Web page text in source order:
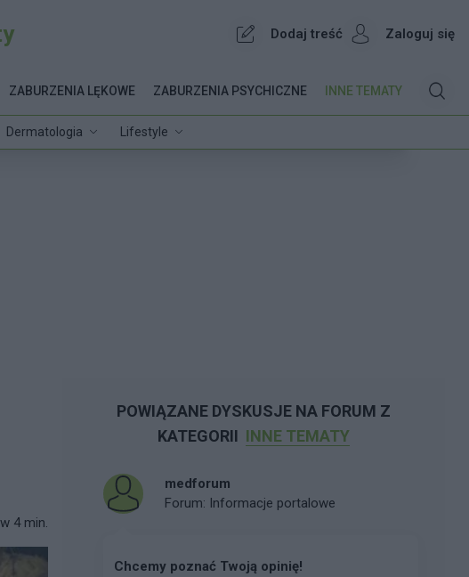
Dodaj treść Zaloguj się
Dermatologia Lifestyle
ZABURZENIA LĘKOWE ZABURZENIA PSYCHICZNE INNE TEMATY
4 min.
POWIĄZANE DYSKUSJE NA FORUM Z
KATEGORII INNE TEMATY
medforum
Forum: Informacje portalowe
Chcemy poznać Twoją opinię!